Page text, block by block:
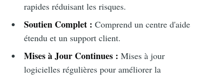
rapides réduisant les risques.
Soutien Complet : Comprend un centre d'aide
étendu et un support client.
Mises à Jour Continues : Mises à jour
logicielles régulières pour améliorer la